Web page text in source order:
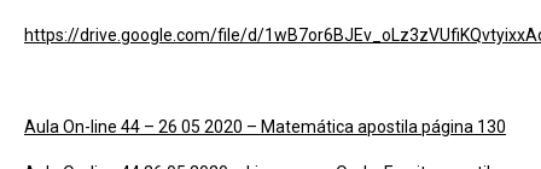
https://drive.google.com/file/d/
Aula On-line 44 – 26 05 2020 – Matemática apostila página 130